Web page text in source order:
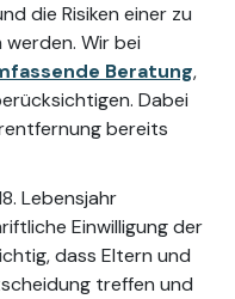
die Risiken einer zu
Wir bei
Beratung,
Dabei
bereits
Lebensjahr
Einwilligung der
dass Eltern und
treffen und